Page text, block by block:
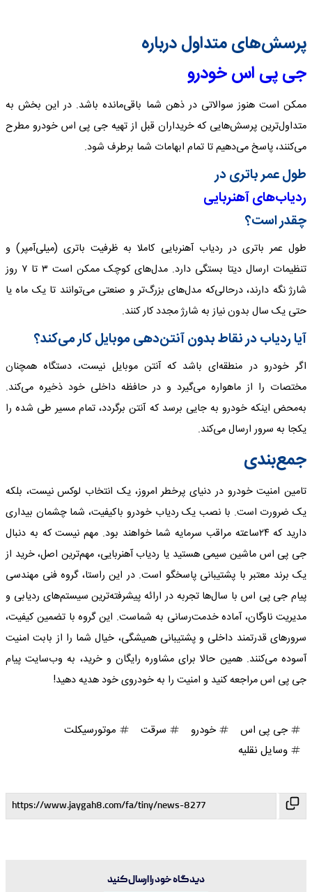
پرسش‌های متداول درباره
جی پی اس خودرو
ممکن است هنوز سوالاتی در ذهن شما باقی‌مانده باشد. در این بخش به
متداول‌ترین پرسش‌هایی که خریداران قبل از تهیه جی پی اس خودرو مطرح
می‌کنند، پاسخ می‌دهیم تا تمام ابهامات شما برطرف شود.
طول عمر باتری در
ردیاب‌های آهنربایی
چقدر است؟
طول عمر باتری در ردیاب آهنربایی کاملا به ظرفیت باتری (میلی‌آمپر) و
تنظیمات ارسال دیتا بستگی دارد. مدل‌های کوچک ممکن است ۳ تا ۷ روز
شارژ نگه دارند، درحالی‌که مدل‌های بزرگ‌تر و صنعتی می‌توانند تا یک ماه یا
حتی یک سال بدون نیاز به شارژ مجدد کار کنند.
آیا ردیاب در نقاط بدون آنتن‌دهی موبایل کار می‌کند؟
اگر خودرو در منطقه‌ای باشد که آنتن موبایل نیست، دستگاه همچنان
مختصات را از ماهواره می‌گیرد و در حافظه داخلی خود ذخیره می‌کند.
به‌محض اینکه خودرو به جایی برسد که آنتن برگردد، تمام مسیر طی شده را
یکجا به سرور ارسال می‌کند.
جمع‌بندی
تامین امنیت خودرو در دنیای پرخطر امروز، یک انتخاب لوکس نیست، بلکه
یک ضرورت است. با نصب یک ردیاب خودرو باکیفیت، شما چشمان بیداری
دارید که ۲۴ساعته مراقب سرمایه شما خواهند بود. مهم نیست که به دنبال
جی پی اس ماشین سیمی هستید یا ردیاب آهنربایی، مهم‌ترین اصل، خرید از
یک برند معتبر با پشتیبانی پاسخگو است. در این راستا، گروه فنی مهندسی
پیام جی پی اس با سال‌ها تجربه در ارائه پیشرفته‌ترین سیستم‌های ردیابی و
مدیریت ناوگان، آماده خدمت‌رسانی به شماست. این گروه با تضمین کیفیت،
سرورهای قدرتمند داخلی و پشتیبانی همیشگی، خیال شما را از بابت امنیت
آسوده می‌کنند. همین حالا برای مشاوره رایگان و خرید، به وب‌سایت پیام
جی پی اس مراجعه کنید و امنیت را به خودروی خود هدیه دهید!
جی پی اس خودرو سرقت
موتورسیکلت
وسایل نقلیه
دیدگاه خود را ارسال کنید